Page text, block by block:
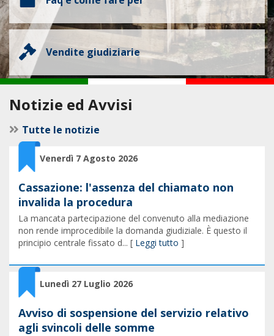
Vendite giudiziarie
Notizie ed Avvisi
Tutte le notizie
Venerdì 7 Agosto 2026
Cassazione: l'assenza del chiamato non
invalida la procedura
La mancata partecipazione del convenuto alla mediazione
non rende improcedibile la domanda giudiziale. È questo il
principio centrale fissato d... [ Leggi tutto ]
Lunedì 27 Luglio 2026
Avviso di sospensione del servizio relativo
agli svincoli delle somme